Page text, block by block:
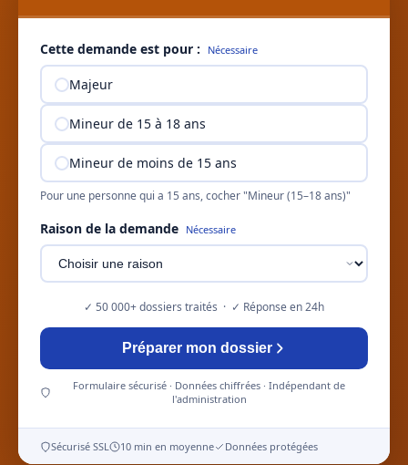
Cette demande est pour : Nécessaire
Majeur
Mineur de 15 à 18 ans
Mineur de moins de 15 ans
Pour une personne qui a 15 ans, cocher "Mineur (15–18 ans)"
Raison de la demande Nécessaire
✓ 50 000+ dossiers traités · ✓ Réponse en 24h
Préparer mon dossier
Formulaire sécurisé · Données chiffrées · Indépendant de
l'administration
Sécurisé SSL 10 min en moyenne Données protégées